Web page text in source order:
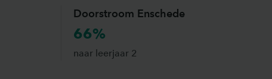
Doorstroom Enschede
66%
naar leerjaar 2